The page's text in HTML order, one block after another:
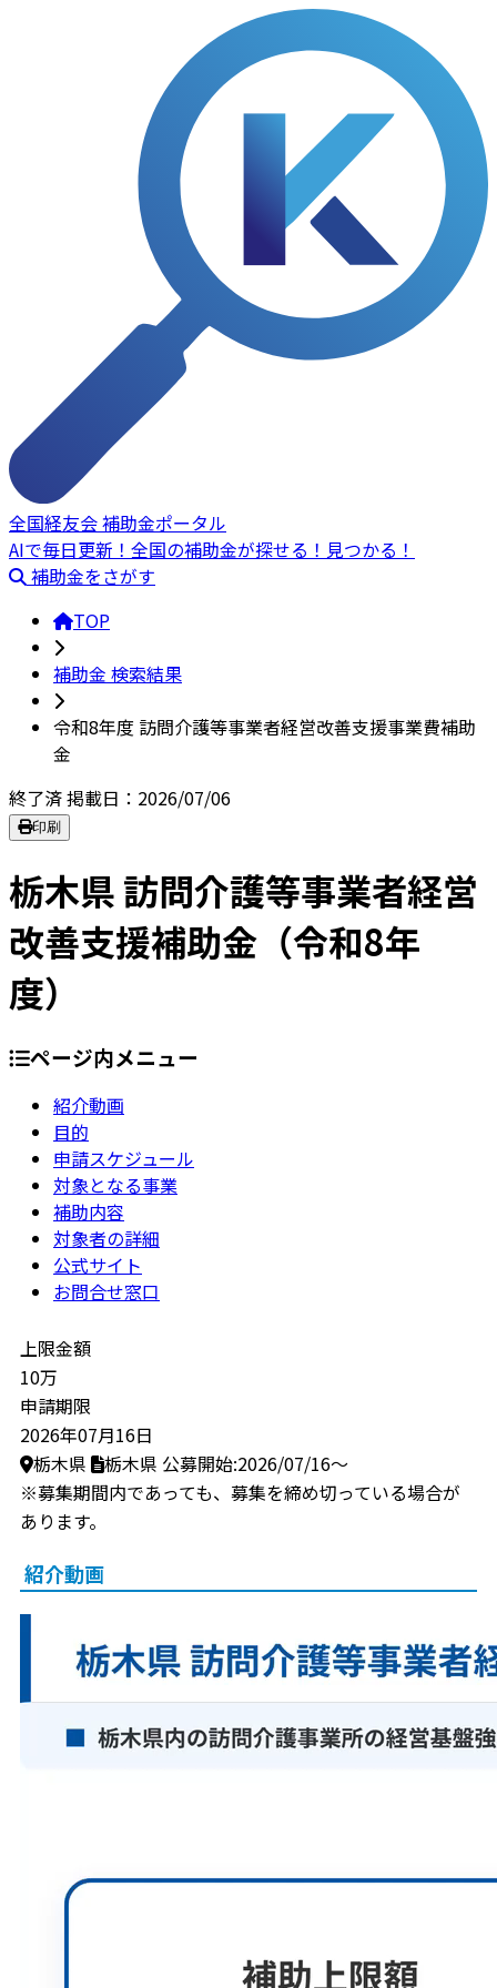
全国経友会 補助金ポータル
AIで毎日更新！全国の補助金が探せる！見つかる！
補助金をさがす
TOP
補助金 検索結果
令和8年度 訪問介護等事業者経営改善支援事業費補助
金
終了済掲載日：2026/07/06
印刷
栃木県 訪問介護等事業者経営
改善支援補助金（令和8年
度）
ページ内メニュー
紹介動画
目的
申請スケジュール
対象となる事業
補助内容
対象者の詳細
公式サイト
お問合せ窓口
上限金額
10万
申請期限
2026年07月16日
栃木県
栃木県 公募開始:2026/07/16～
※募集期間内であっても、募集を締め切っている場合が
あります。
紹介動画